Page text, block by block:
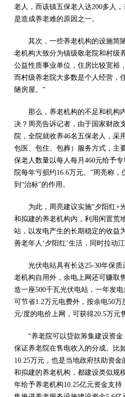
老人，而该镇五保老人达200多人
是造成养老难的原因之一。
其次，一些养老机构的设施简
老机构大致分为镇级敬老院和村级
公益性质事业单位，住房比较宽裕
而村级养老院大多数是个人经营，
陋房屋。”
那么，养老机构的不足和机构
决？周亮告诉记者，由于国家财政
院，全院就收养46名五保老人，采
包医、包住、包葬）服务方式，主
保老人数量以每人每月460元给予
院每年亏损约16.6万元。”周亮称
到“治标”的作用。
为此，周亮建议实施“夕阳红+
和拟建的养老机构内，利用闲置荒
站，以发电产生的长期稳定的收益
善老年人‘夕阳红’生活，同时拉动
光伏电站具有长达25-30年保
老机构自用外，余电上网还可赚取
造一座500千瓦光伏电站，一年发
可节省1.2万元电费外，按余电50万
元/度的电价上网，可获得20.5万元
“养老院可以贷款筹集建设资
保证养老院在售电收入的分成。比
10.25万元，也是当地政府扶助资
和拟建的养老机构，都建设类似规
年给予养老机构10.25亿元资金支持